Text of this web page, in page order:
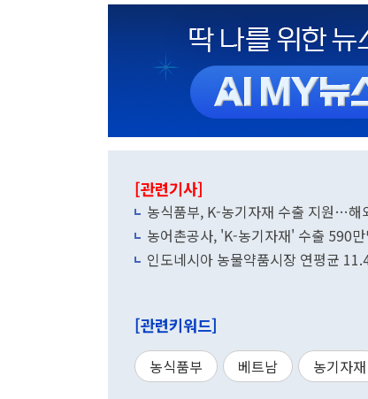
[관련기사]
농식품부, K-농기자재 수출 지원…해
농어촌공사, 'K-농기자재' 수출 590
인도네시아 농물약품시장 연평균
[관련키워드]
농식품부 베트남 농기자재